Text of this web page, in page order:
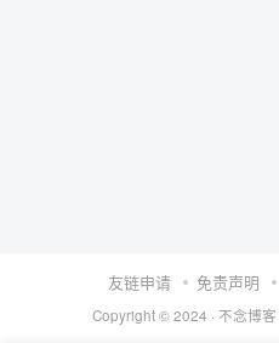
友链申请 免责声明
Copyright © 2024 · 不念博客